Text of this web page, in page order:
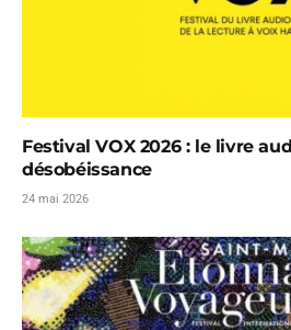
Festival VOX 2026 : le livre
désobéissance
24 mai 2026